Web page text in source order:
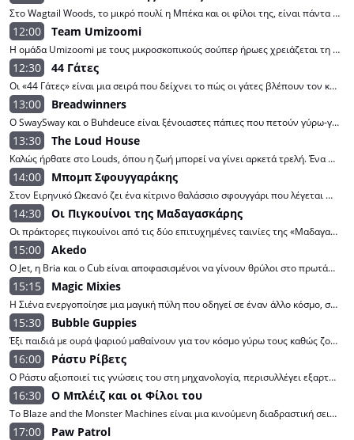
Στο Wagtail Woods, το μικρό πουλί η Μπέκα και οι φίλοι της, είναι πάντα έτοιμοι για περιπέτεια. Η Μπέκα βλέπει την περιπέτεια σε κάθε περίσταση και ως αποτέλεσμα συχνά δαγκώνει περισσότερο από όσο μπορεί να μασήσει, προσγειώνοντας τον εαυτό της και το μάτσο της - τον Ράσελ, τη Σύλβια και τον Πέδρο - σε κάποιες περίεργες καταστάσεις.
12:00 Team Umizοοmi
Η ομάδα Umizoomi με τους μικροσκοπικούς σούπερ ήρωες χρειάζεται τη βοήθειά σας! Κατασκευάστε ένα σούπερ γρήγορο ταχύπλοο, επισκευάστε ένα χαλασμένο τρένο, μέσα από υπέροχες περιπέτειες.
12:30 44 Γάτες
Οι «44 Γάτες» είναι μια σειρά που δείχνει το πώς οι γάτες βλέπουν τον κόσμο μας και πώς ζουν όταν δεν είμαστε τριγύρω! Οι γάτες αυτές κοιτάζουν τον ενήλικο ανθρώπινο κόσμο όπως τα παιδιά - με μια μοναδική, αθώα και κωμική ειλικρινή άποψη. Μας δείχνει για το πώς ζουν οι γάτες όταν δεν είμαστε μαζί τους. Οι γάτες μας είναι μόνες τους, αλλά είναι ακόμα στον δικό μας κόσμο. Και παρότι οι γάτες μας μπορούν να μιλήσουν, οι άνθρωποι δεν μπορούν να τις καταλάβουν. Όταν οι γάτες μιλάνε μπροστά στους ανθρώπους, οι άνθρωποι ακούνε απλά "νιάου"!
13:00 Breadwinners
O SwaySway και ο Buhdeuce είναι ξένοιαστες πάπιες που πετούν γύρω-γύρω με ένα βανάκι με πύραυλο και παραδίδουν ψωμί στους πελάτες τους. Οι καλύτεροι φίλοι ζουν μαζί στον πλανήτη τους, τον Pondgea και μπαίνουν σε κάθε είδους «γελοίες» περιπέτειες.
13:30 The Loud House
Καλώς ήρθατε στο Louds, όπου η ζωή μπορεί να γίνει αρκετά τρελή. Ένα αγόρι, δέκα κορίτσια;! Ο Lincoln Loud δεν θα το άλλαζε για τον κόσμο!
14:00 Μπομπ Σφουγγαράκης
Στον Ειρηνικό Ωκεανό ζει ένα κίτρινο θαλάσσιο σφουγγάρι που λέγεται Μπομπ Σφουγγαράκης και εργάζεται ως μάγειρας στο Κράστι Κραμπ. Ζει υπέροχες περιπέτειες με τους φίλους του στο Μπικίνι Μπότομ.
14:30 Οι Πιγκουίνοι της Μαδαγασκάρης
Οι πράκτορες πιγκουίνοι από τις δύο επιτυχημένες ταινίες της «Μαδαγασκάρης» ξεκινούν μαζί μας! Φυσικά, εκεί είναι και οι άλλοι κάτοικοι του ζωολογικού κήπου, όλοι τους είναι τουλάχιστον τόσο πρωτότυποι και αστείοι όσο οι ίδιοι οι πιγκουίνοι.
15:00 Akedo
Ο Jet, η Bria και ο Cub είναι αποφασισμένοι να γίνουν θρύλοι στο πρωτάθλημα Akedo. Κάνουν ό,τι μπορούν για να τελειοποιήσουν τις ικανότητές τους ώστε να πετύχουν τον στόχο τους.
15:15 Magic Mixies
H Σιένα ενεργοποίησε μια μαγική πύλη που οδηγεί σε έναν άλλο κόσμο, στη μαγεμένη εκείνη χώρα ζει υπέροχες περιπέτειες με αξιαγάπητα πλάσματα.
15:30 Bubble Guppies
Έξι παιδιά με ουρά ψαριού μαθαίνουν για τον κόσμο γύρω τους καθώς ζουν διάφορες περιπέτειες σε μια υποβρύχια πόλη.
16:00 Ράστυ Ρίβετς
Ο Ράστυ αξιοποιεί τις γνώσεις του στη μηχανολογία, περισυλλέγει εξαρτήματα μηχανών και δημιουργεί ρομπότ που θα τον βοηθήσουν στις περιπέτειές του.
16:30 Ο Μπλέιζ και οι Φίλοι του
Το Blaze and the Monster Machines είναι μια κινούμενη διαδραστική σειρά προσχολικής ηλικίας για τον Blaze, το μεγαλύτερο φορτηγό-τέρας στον κόσμο, και τον καλύτερο φίλο και σύντροφό του, ένα αγόρι που ονομάζεται AJ.
17:00 Paw Patrol